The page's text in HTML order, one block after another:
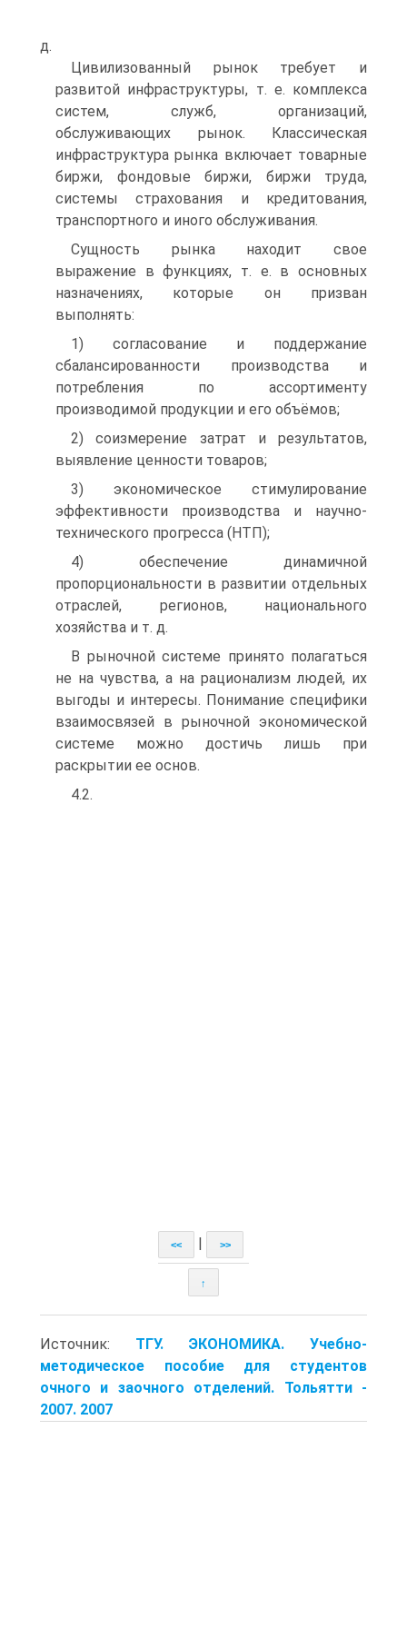
д.
Цивилизованный рынок требует и
развитой инфраструктуры, т. е. комплекса
систем, служб, организаций,
обслуживающих рынок. Классическая
инфраструктура рынка включает товарные
биржи, фондовые биржи, биржи труда,
системы страхования и кредитования,
транспортного и иного обслуживания.
Сущность рынка находит свое
выражение в функциях, т. е. в основных
назначениях, которые он призван
выполнять:
1) согласование и поддержание
сбалансированности производства и
потребления по ассортименту
производимой продукции и его объёмов;
2) соизмерение затрат и результатов,
выявление ценности товаров;
3) экономическое стимулирование
эффективности производства и научно-
технического прогресса (НТП);
4) обеспечение динамичной
пропорциональности в развитии отдельных
отраслей, регионов, национального
хозяйства и т. д.
В рыночной системе принято полагаться
не на чувства, а на рационализм людей, их
выгоды и интересы. Понимание специфики
взаимосвязей в рыночной экономической
системе можно достичь лишь при
раскрытии ее основ.
4.2.
<< >>
↑
Источник: ТГУ. ЭКОНОМИКА. Учебно-
методическое пособие для студентов
очного и заочного отделений. Тольятти -
2007. 2007